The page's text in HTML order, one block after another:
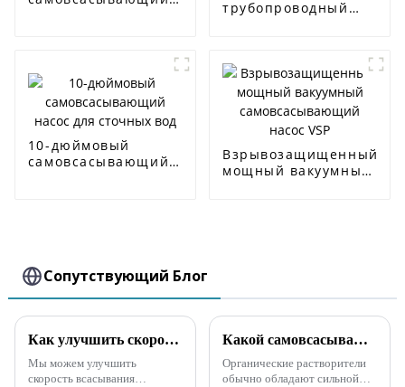
трубопроводный
10-дюймовый
самовсасывающий
Взрывозащищенный
мощный вакуумный
Сопутствующий Блог
Как улучшить скорость всасывания самовсасывающего канализационного насоса
Мы можем улучшить
скорость всасывания
Какой самовсасывающий насос используется для органических растворителей?
Органические растворители
обычно обладают сильной